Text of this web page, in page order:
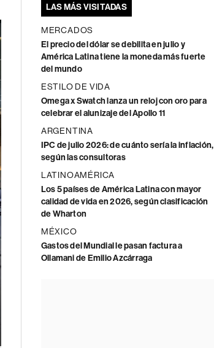
LAS MÁS VISITADAS
MERCADOS
El precio del dólar se debilita en julio y
América Latina tiene la moneda más fuerte
del mundo
ESTILO DE VIDA
Omega x Swatch lanza un reloj con oro para
celebrar el alunizaje del Apollo 11
ARGENTINA
IPC de julio 2026: de cuánto sería la inflación,
según las consultoras
LATINOAMÉRICA
Los 5 países de América Latina con mayor
calidad de vida en 2026, según clasificación
de Wharton
MÉXICO
Gastos del Mundial le pasan factura a
Ollamani de Emilio Azcárraga